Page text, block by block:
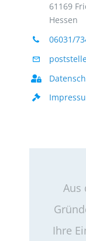
61169
Hessen
06031/
Aus
Ihre